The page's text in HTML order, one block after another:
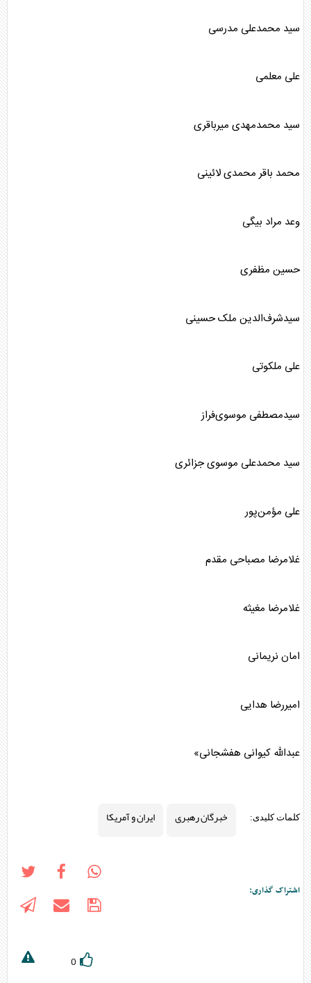
سید محمدعلی مدرسی
علی معلمی
سید محمدمهدی میرباقری
محمد باقر محمدی لائینی
وعد مراد بیگی
حسین مظفری
سیدشرف‌الدین ملک حسینی
علی ملکوتی
سیدمصطفی موسوی‌فراز
سید محمدعلی موسوی جزائری
علی مؤمن‌پور
غلامرضا مصباحی مقدم
غلامرضا مغیثه
امان نریمانی
امیررضا هدایی
عبدالله کیوانی هفشجانی»
کلمات کلیدی: خبرگان رهبری ایران و آمریکا
اشتراک گذاری:
0